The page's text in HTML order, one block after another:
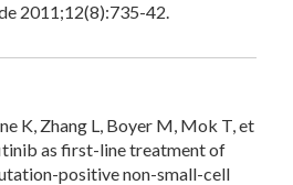
2011;12(8):735-42.
K, Zhang L, Boyer M, Mok T, et
as first-line treatment of
positive non-small-cell